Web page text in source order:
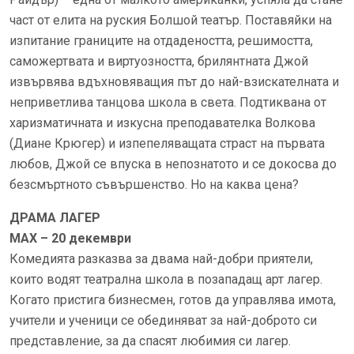
част от елита на руския Болшой театър. Поставяйки на
изпитание границите на отдадеността, решимостта,
саможертвата и виртуозността, брилянтната Джой
извървява вдъхновяващия път до най-взискателната и
неприветлива танцова школа в света. Подтиквана от
харизматичната и изкусна преподавателка Волкова
(Диане Крюгер) и изпепеляващата страст на първата
любов, Джой се впуска в непознатото и се докосва до
безсмъртното съвършенство. Но на каква цена?
ДРАМА ЛАГЕР
MAX – 20 декември
Комедията разказва за двама най-добри приятели,
които водят театрална школа в позападащ арт лагер.
Когато пристига бизнесмен, готов да управлява имота,
учители и ученици се обединяват за най-доброто си
представление, за да спасят любимия си лагер.